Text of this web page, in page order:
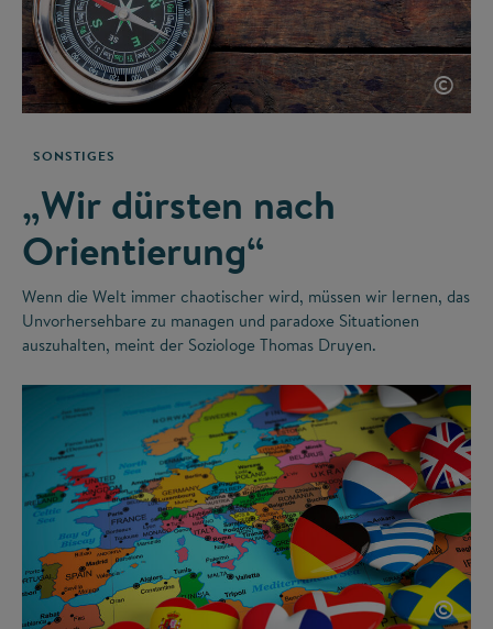
©
SONSTIGES
„Wir dürsten nach
Orientierung“
Wenn die Welt immer chaotischer wird, müssen wir lernen, das
Unvorhersehbare zu managen und paradoxe Situationen
auszuhalten, meint der Soziologe Thomas Druyen.
©